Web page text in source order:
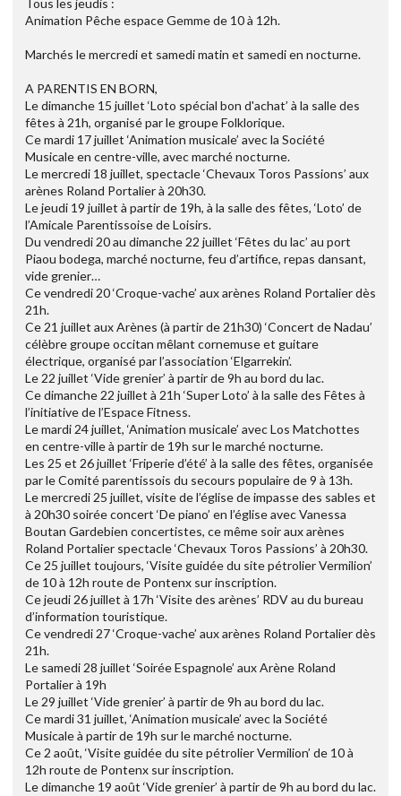
Tous les jeudis :
Animation Pêche espace Gemme de 10 à 12h.
Marchés le mercredi et samedi matin et samedi en nocturne.
A PARENTIS EN BORN,
Le dimanche 15 juillet ‘Loto spécial bon d'achat’ à la salle des
fêtes à 21h, organisé par le groupe Folklorique.
Ce mardi 17 juillet ‘Animation musicale’ avec la Société
Musicale en centre-ville, avec marché nocturne.
Le mercredi 18 juillet, spectacle ‘Chevaux Toros Passions’ aux
arènes Roland Portalier à 20h30.
Le jeudi 19 juillet à partir de 19h, à la salle des fêtes, ‘Loto’ de
l’Amicale Parentissoise de Loisirs.
Du vendredi 20 au dimanche 22 juillet ‘Fêtes du lac’ au port
Piaou bodega, marché nocturne, feu d’artifice, repas dansant,
vide grenier…
Ce vendredi 20 ‘Croque-vache’ aux arènes Roland Portalier dès
21h.
Ce 21 juillet aux Arènes (à partir de 21h30) ‘Concert de Nadau’
célèbre groupe occitan mêlant cornemuse et guitare
électrique, organisé par l’association ‘Elgarrekin’.
Le 22 juillet ‘Vide grenier’ à partir de 9h au bord du lac.
Ce dimanche 22 juillet à 21h ‘Super Loto’ à la salle des Fêtes à
l’initiative de l’Espace Fitness.
Le mardi 24 juillet, ‘Animation musicale’ avec Los Matchottes
en centre-ville à partir de 19h sur le marché nocturne.
Les 25 et 26 juillet ‘Friperie d’été’ à la salle des fêtes, organisée
par le Comité parentissois du secours populaire de 9 à 13h.
Le mercredi 25 juillet, visite de l’église de impasse des sables et
à 20h30 soirée concert ‘De piano’ en l’église avec Vanessa
Boutan Gardebien concertistes, ce même soir aux arènes
Roland Portalier spectacle ‘Chevaux Toros Passions’ à 20h30.
Ce 25 juillet toujours, ‘Visite guidée du site pétrolier Vermilion’
de 10 à 12h route de Pontenx sur inscription.
Ce jeudi 26 juillet à 17h ‘Visite des arènes’ RDV au du bureau
d’information touristique.
Ce vendredi 27 ‘Croque-vache’ aux arènes Roland Portalier dès
21h.
Le samedi 28 juillet ‘Soirée Espagnole’ aux Arène Roland
Portalier à 19h
Le 29 juillet ‘Vide grenier’ à partir de 9h au bord du lac.
Ce mardi 31 juillet, ‘Animation musicale’ avec la Société
Musicale à partir de 19h sur le marché nocturne.
Ce 2 août, ‘Visite guidée du site pétrolier Vermilion’ de 10 à
12h route de Pontenx sur inscription.
Le dimanche 19 août ‘Vide grenier’ à partir de 9h au bord du lac.